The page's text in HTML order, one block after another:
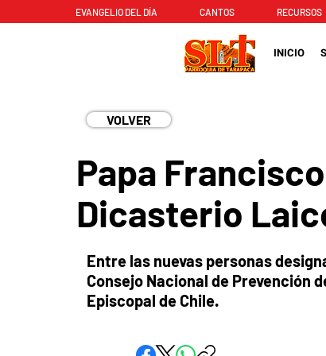
EVANGELIO DEL DÍA CANTOS RECURSOS
INICIO
VOLVER
Papa
Dicasterio
Entre las nuevas personas
Consejo Nacional de Prevención
Episcopal de Chile.